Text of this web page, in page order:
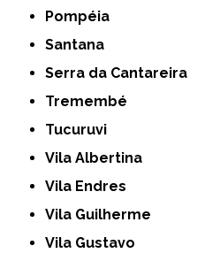
Pompéia
Santana
Serra da Cantareira
Tremembé
Tucuruvi
Vila Albertina
Vila Endres
Vila Guilherme
Vila Gustavo